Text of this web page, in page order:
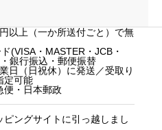
以上（一か所送付ごと）で無
(VISA・MASTER・JCB・
銀行振込・郵便振替
日（日祝休）に発送／受取り
定可能
便・日本郵政
ングサイトに引っ越しまし